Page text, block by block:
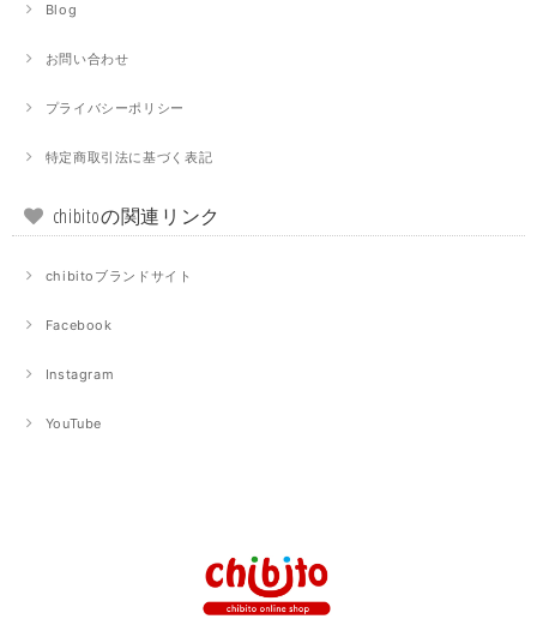
Blog
お問い合わせ
プライバシーポリシー
特定商取引法に基づく表記
chibitoの関連リンク
chibitoブランドサイト
Facebook
Instagram
YouTube